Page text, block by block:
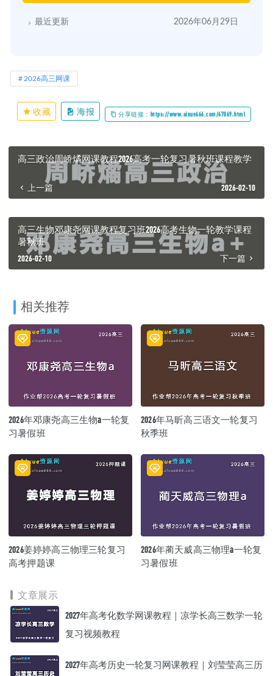
最近更新 2026年06月29日
2026高三网课
收藏 海报 分享链接：https://www.aixue666.com/67069.html
高三政治周峤燏网课教程2026高考一轮复习暑秋班课程教学
上一篇 2026-02-10
高三生物邓康尧网课教程复习班2026高考生物一轮教学课程
暑秋班
2026-02-10 下一篇
相关推荐
2026年邓康尧高三生物a一轮复
习暑假班
2026年马昕高三语文一轮复习
秋季班
2026姜婷婷高三物理三轮复习
高考押题课
2026年蔺天威高三物理a一轮复
习暑假班
文章展示
2027年高考化数学网课教程｜凉学长高三数学一轮
复习视频教程
2027年高考历史一轮复习网课教程｜刘莹莹高三历